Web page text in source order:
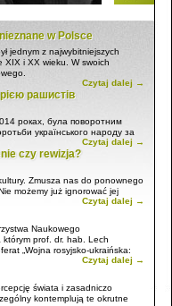
w Polsce
jednym z najwybitniejszych
XIX i XX wieku. W swoich
w państwie, w którym
które są przekazywane z
Czytaj dalej →
рашистів
роках, була поворотним
українського народу за
Czytaj dalej →
czy rewizja?
Zmusza nas do ponownego
możemy już ignorować jej
zacząć postrzegać rosyjską
elementy piękne, jak i
Czytaj dalej →
Naukowego
którym prof. dr. hab. Lech
„Wojna rosyjsko-ukraińska:
Czytaj dalej →
świata i zasadniczo
kontemplują te okrutne